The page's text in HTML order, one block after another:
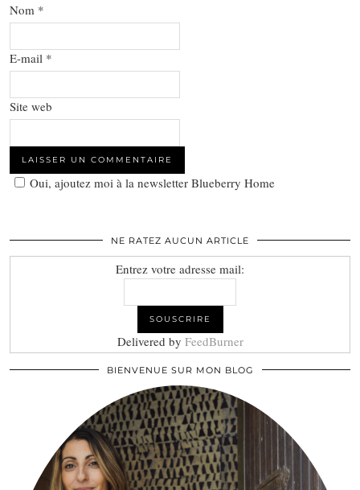
Nom *
E-mail *
Site web
Oui, ajoutez moi à la newsletter Blueberry Home
NE RATEZ AUCUN ARTICLE
Entrez votre adresse mail:
Delivered by FeedBurner
BIENVENUE SUR MON BLOG